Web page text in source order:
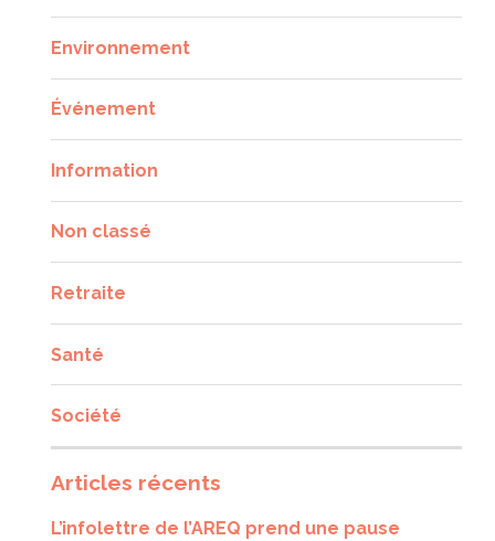
Environnement
Événement
Information
Non classé
Retraite
Santé
Société
Articles récents
L’infolettre de l’AREQ prend une pause